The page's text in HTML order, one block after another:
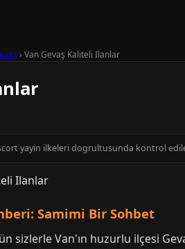
› Van Gevaş Kaliteli Ilanlar
yayin ilkeleri dogrultusunda kontrol
Samimi Bir Sohbet
sizlerle Van'ın huzurlu ilçesi